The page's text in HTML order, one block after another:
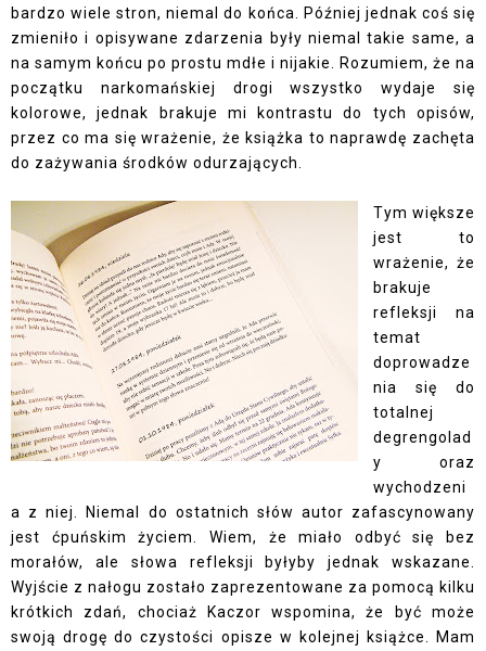
bardzo wiele stron, niemal do końca. Później jednak coś się
zmieniło i opisywane zdarzenia były niemal takie same, a
na samym końcu po prostu mdłe i nijakie. Rozumiem, że na
początku narkomańskiej drogi wszystko wydaje się
kolorowe, jednak brakuje mi kontrastu do tych opisów,
przez co ma się wrażenie, że książka to naprawdę zachęta
do zażywania środków odurzających.
Tym większe
jest to
wrażenie, że
brakuje
refleksji na
temat
doprowadze
nia się do
totalnej
degrengolad
y oraz
wychodzeni
a z niej. Niemal do ostatnich słów autor zafascynowany
jest ćpuńskim życiem. Wiem, że miało odbyć się bez
morałów, ale słowa refleksji byłyby jednak wskazane.
Wyjście z nałogu zostało zaprezentowane za pomocą kilku
krótkich zdań, chociaż Kaczor wspomina, że być może
swoją drogę do czystości opisze w kolejnej książce. Mam